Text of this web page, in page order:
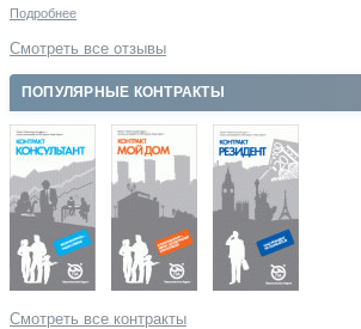
Подробнее
Смотреть все отзывы
ПОПУЛЯРНЫЕ КОНТРАКТЫ
Смотреть все контракты